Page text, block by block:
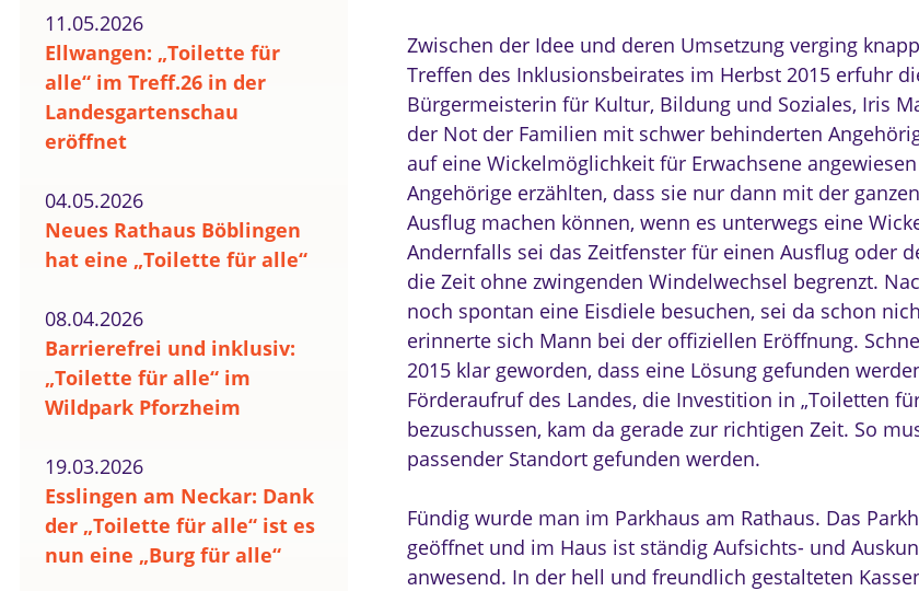
11.05.2026
Ellwangen: „Toilette für
alle“ im Treff.26 in der
Landesgartenschau
eröffnet
04.05.2026
Neues Rathaus Böblingen
hat eine „Toilette für alle“
08.04.2026
Barrierefrei und inklusiv:
„Toilette für alle“ im
Wildpark Pforzheim
19.03.2026
Esslingen am Neckar: Dank
der „Toilette für alle“ ist es
nun eine „Burg für alle“
Zwischen der Idee und deren Umsetzung verging
Treffen des Inklusionsbeirates im Herbst 2015 erfuhr
Bürgermeisterin für Kultur, Bildung und Soziales, Iris
der Not der Familien mit schwer behinderten
auf eine Wickelmöglichkeit für Erwachsene
Angehörige erzählten, dass sie nur dann mit der
Ausflug machen können, wenn es unterwegs eine
Andernfalls sei das Zeitfenster für einen Ausflug oder
die Zeit ohne zwingenden Windelwechsel begrenzt.
noch spontan eine Eisdiele besuchen, sei da schon
erinnerte sich Mann bei der offiziellen Eröffnung.
2015 klar geworden, dass eine Lösung gefunden
Förderaufruf des Landes, die Investition in „Toiletten
bezuschussen, kam da gerade zur richtigen Zeit. So
passender Standort gefunden werden.
Fündig wurde man im Parkhaus am Rathaus. Das
geöffnet und im Haus ist ständig Aufsichts- und
anwesend. In der hell und freundlich gestalteten